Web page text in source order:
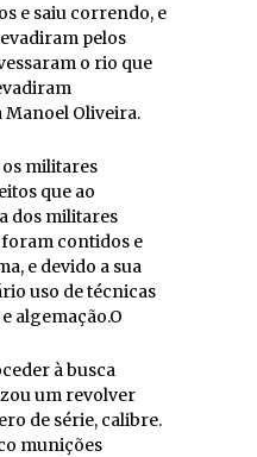
e saiu correndo, e
pelos
o rio que
Manoel Oliveira.
militares
que ao
dos militares
contidos e
e devido a sua
uso de técnicas
algemação.O
à busca
um revolver
de série, calibre.
munições